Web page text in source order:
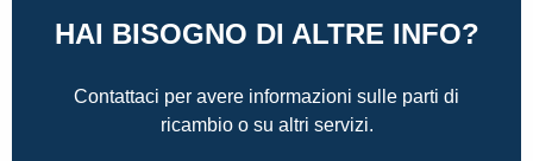
HAI BISOGNO DI ALTRE INFO?
Contattaci per avere informazioni sulle parti di
ricambio o su altri servizi.